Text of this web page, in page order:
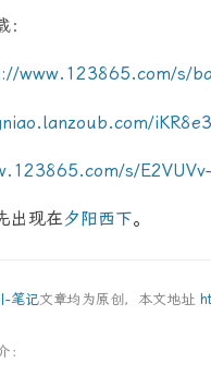
www.123865.com/s/
s/
出现在夕阳西下。
-笔记文章均为原创，本文地址
：